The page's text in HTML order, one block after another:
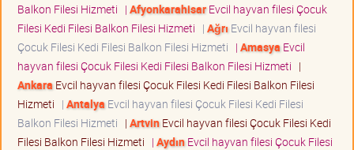
Balkon Filesi Hizmeti | AfyonkarahisarEvcil hayvan filesi Çocuk
Filesi Kedi Filesi Balkon Filesi Hizmeti | Ağrı Evcil hayvan filesi
Çocuk Filesi Kedi Filesi Balkon Filesi Hizmeti | Amasya Evcil
hayvan filesi Çocuk Filesi Kedi Filesi Balkon Filesi Hizmeti |
Ankara Evcil hayvan filesi Çocuk Filesi Kedi Filesi Balkon Filesi
Hizmeti | Antalya Evcil hayvan filesi Çocuk Filesi Kedi Filesi
Balkon Filesi Hizmeti | ArtvinEvcil hayvan filesi Çocuk Filesi Kedi
Filesi Balkon Filesi Hizmeti | AydınEvcil hayvan filesi Çocuk Filesi